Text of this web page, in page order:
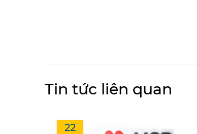
Tin tức liên quan
22